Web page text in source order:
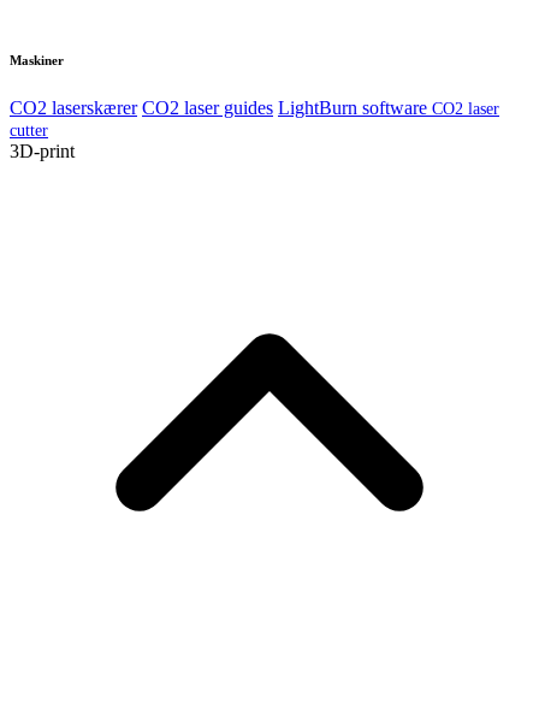
Maskiner
CO2 laserskærer CO2 laser guides LightBurn software CO2 laser
cutter
3D-print